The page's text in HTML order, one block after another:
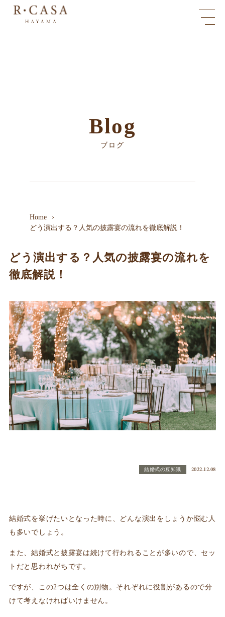
Blog
ブログ
Home
どう演出する？人気の披露宴の流れを徹底解説！
どう演出する？人気の披露宴の流れを
徹底解説！
結婚式の豆知識 2022.12.08
結婚式を挙げたいとなった時に、どんな演出をしょうか悩む人
も多いでしょう。
また、結婚式と披露宴は続けて行われることが多いので、セッ
トだと思われがちです。
ですが、この2つは全くの別物。それぞれに役割があるので分
けて考えなければいけません。